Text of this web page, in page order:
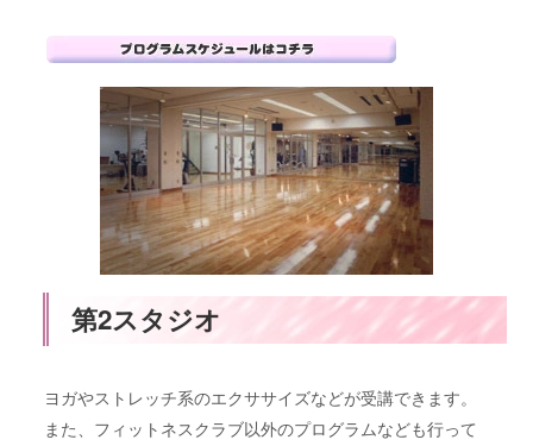
第2スタジオ
ヨガやストレッチ系のエクササイズなどが受講できます。
また、フィットネスクラブ以外のプログラムなども行って